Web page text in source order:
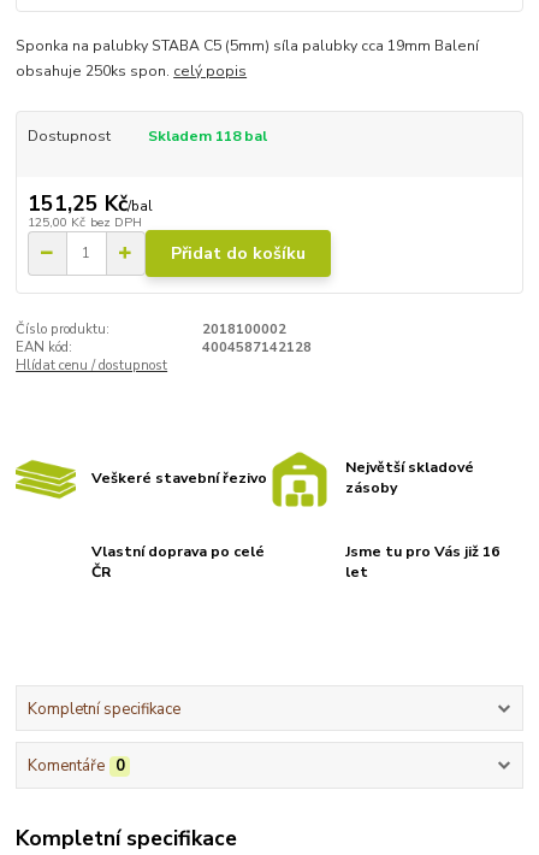
Sponka na palubky STABA C5 (5mm) síla palubky cca 19mm Balení
obsahuje 250ks spon. celý popis
Dostupnost Skladem 118 bal
151,25 Kč/bal
125,00 Kč bez DPH
Přidat do košíku
Číslo produktu:
2018100002
EAN kód:
4004587142128
Hlídat cenu / dostupnost
Veškeré stavební řezivo
Největší skladové
zásoby
Vlastní doprava po celé
ČR
Jsme tu pro Vás již 16
let
Kompletní specifikace
Komentáře 0
Kompletní specifikace